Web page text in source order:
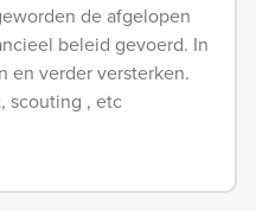
de afgelopen
beleid gevoerd. In
en verder versterken.
scouting , etc